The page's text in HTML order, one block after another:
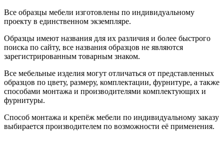
Все образцы мебели изготовлены по индивидуальному
проекту в единственном экземпляре.
Образцы имеют названия для их различия и более быстрого
поиска по сайту, все названия образцов не являются
зарегистрированным товарным знаком.
Все мебельные изделия могут отличаться от представленных
образцов по цвету, размеру, комплектации, фурнитуре, а также
способами монтажа и производителями комплектующих и
фурнитуры.
Способ монтажа и крепёж мебели по индивидуальному заказу
выбирается производителем по возможности её применения.